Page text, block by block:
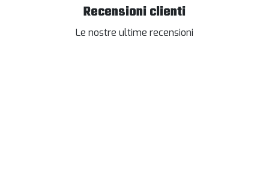
Recensioni clienti
Le nostre ultime recensioni